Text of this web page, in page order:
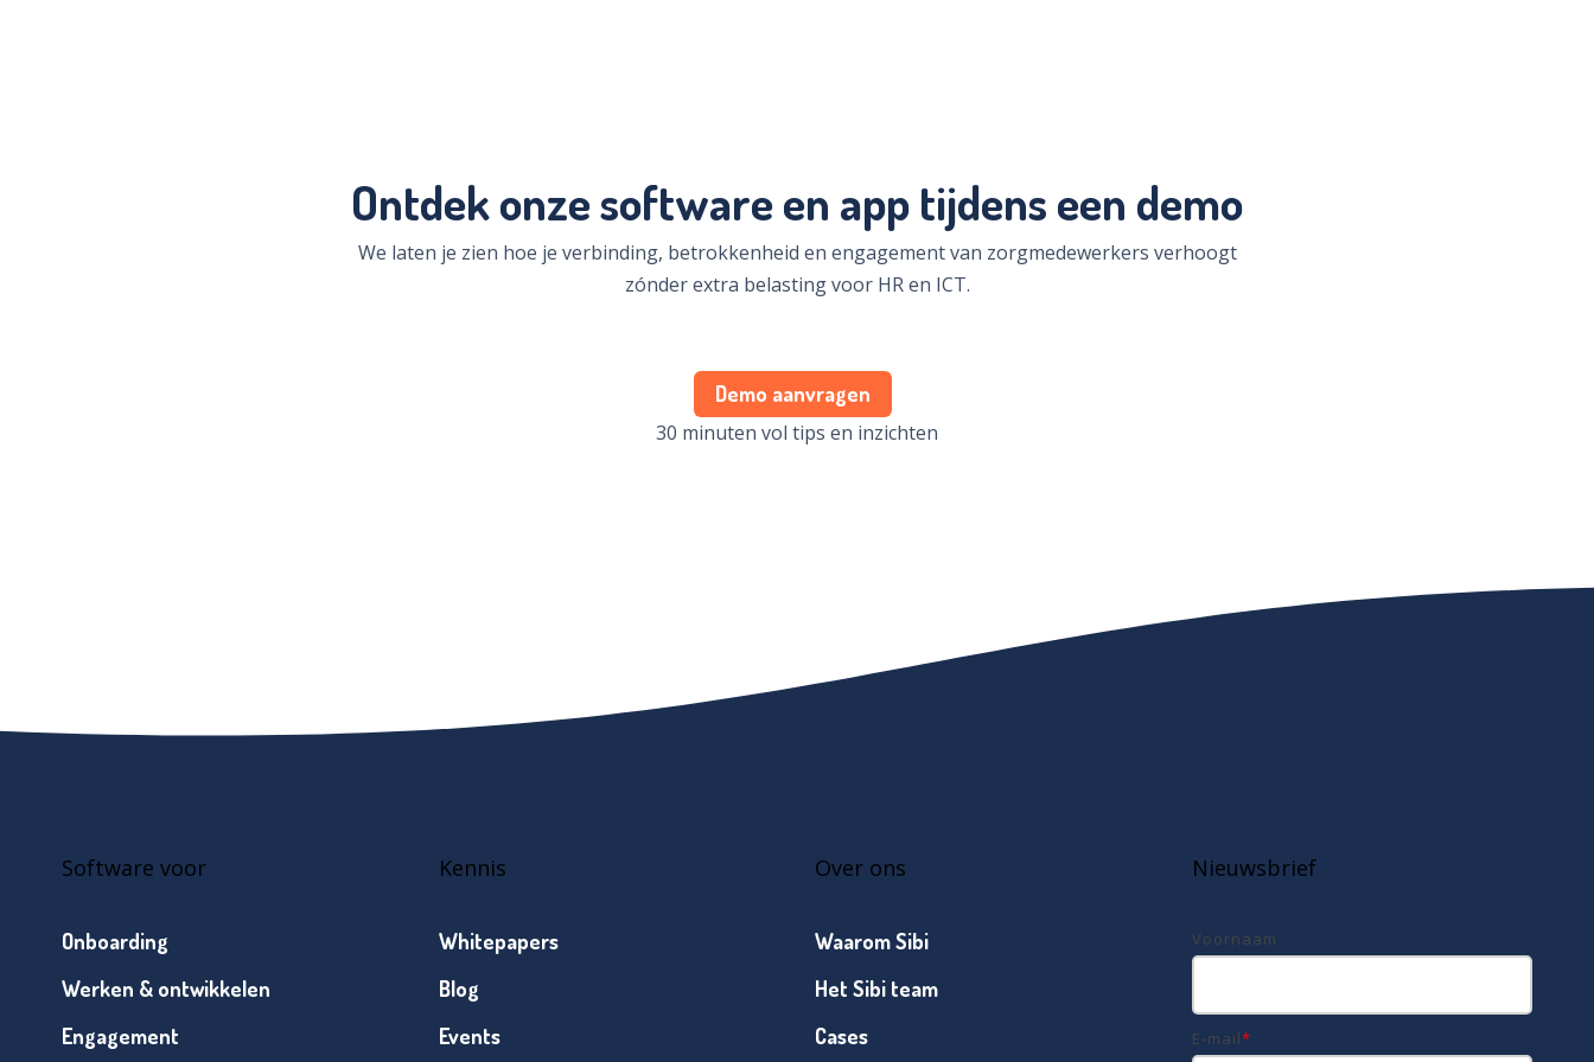
Ontdek onze software en app tijdens een demo
We laten je zien hoe je verbinding, betrokkenheid en engagement van zorgmedewerkers verhoogt
zónder extra belasting voor HR en ICT.
Demo aanvragen
30 minuten vol tips en inzichten
Software voor
Onboarding
Werken & ontwikkelen
Engagement
Kennis
Whitepapers
Blog
Events
Over ons
Waarom Sibi
Het Sibi team
Cases
Nieuwsbrief
Voornaam
E-mail*